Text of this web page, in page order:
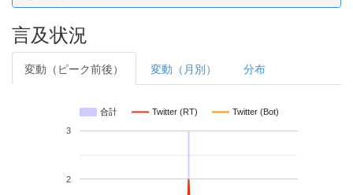
言及状況
変動（ピーク前後） 変動（月別） 分布
合計 Twitter (RT) Twitter (Bot)
2
3